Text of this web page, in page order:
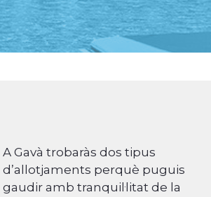
A Gavà trobaràs dos tipus
d’allotjaments perquè puguis
gaudir amb tranquil·litat de la